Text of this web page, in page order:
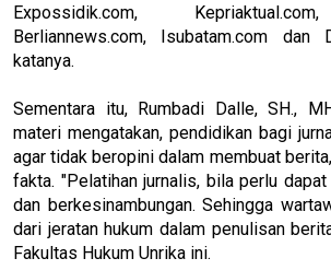
Expossidik.com,
Berliannews.com, Isubatam.com dan
katanya.
Sementara itu, Rumbadi Dalle, SH.,
materi mengatakan, pendidikan bagi
agar tidak beropini dalam membuat
fakta. "Pelatihan jurnalis, bila perlu
dan berkesinambungan. Sehingga
dari jeratan hukum dalam penulisan
Fakultas Hukum Unrika ini.